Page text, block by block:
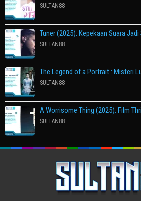
SULTAN88
Tuner (2025): Kepekaan Suara Jadi
SULTAN88
The Legend of a Portrait : Misteri
SULTAN88
A Worrisome Thing (2025): Film
SULTAN88